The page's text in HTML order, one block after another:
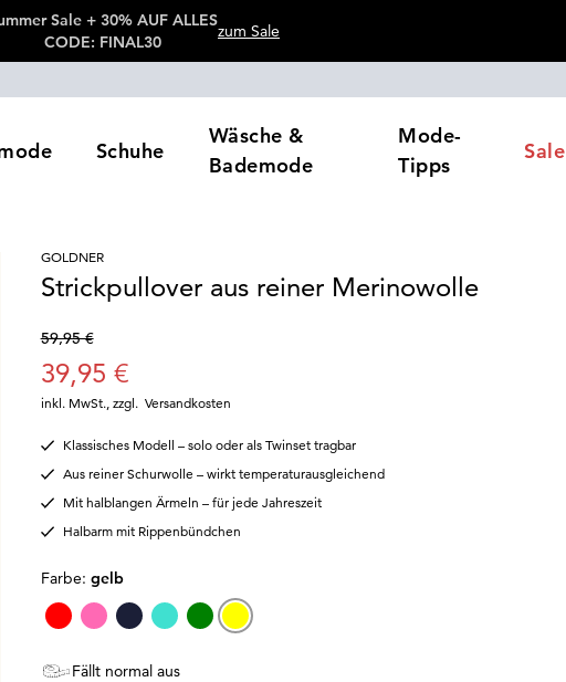
Sale + 30% AUF ALLES
CODE: FINAL30
zum Sale
Schuhe
Wäsche &
Bademode
Mode-
Tipps
Sale
GOLDNER
Strickpullover aus reiner Merinowolle
59,95 €
39,95 €
inkl. MwSt., zzgl. Versandkosten
Klassisches Modell – solo oder als Twinset tragbar
Aus reiner Schurwolle – wirkt temperaturausgleichend
Mit halblangen Ärmeln – für jede Jahreszeit
Halbarm mit Rippenbündchen
Farbe: gelb
Fällt normal aus